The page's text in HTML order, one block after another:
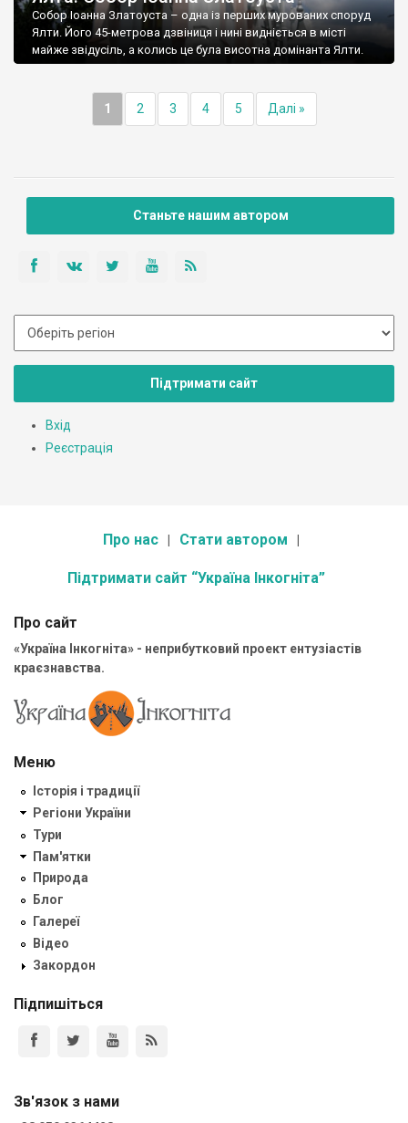
Собор Іоанна Златоуста – одна із перших мурованих споруд
Ялти. Його 45-метрова дзвіниця і нині видніється в місті
майже звідусіль, а колись це була висотна домінанта Ялти.
1 2 3 4 5 Далі »
Станьте нашим автором
Підтримати сайт
Вхід
Реєстрація
Про нас Стати автором
Підтримати сайт “Україна Інкогніта”
Про сайт
«Україна Інкогніта» - неприбутковий проект ентузіастів
краєзнавства.
Меню
Історія і традиції
Регіони України
Тури
Пам'ятки
Природа
Блог
Галереї
Відео
Закордон
Підпишіться
Зв'язок з нами